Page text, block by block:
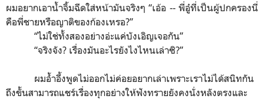
ผมอยากเอาน้ำจิ้มฉีดใส่หน้ามันจริงๆ“เอ้อ -- พี่อู๋ที่เป็นผู้ปกครองนี่
คือพี่ชายหรือญาติของก้องเหรอ?”
“ไม่ใช่ทั้งสองอย่างอ่ะแค่บังเอิญเจอกัน”
“จริงจัง? เรื่องมันอะไรยังไงไหนเล่าซิ?”
ผมอ้ำอึ้งพูดไม่ออกไม่ค่อยอยากเล่าเพราะเราไม่ได้สนิทกัน
ถึงขั้นสามารถแชร์เรื่องทุกอย่างให้ฟังทรายยังคงนั่งหลังตรงและ